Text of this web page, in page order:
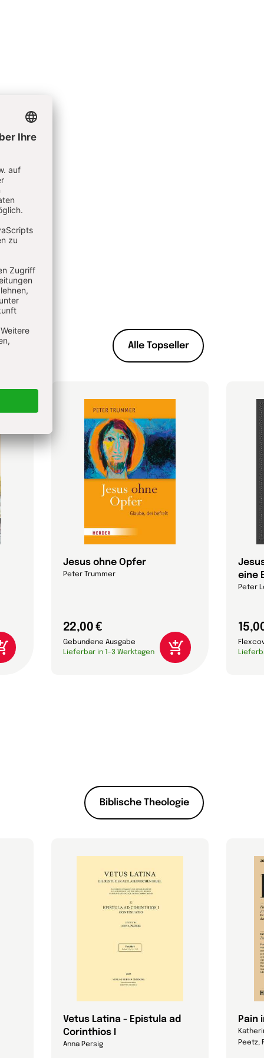
Alle Topseller
Jesus ohne Opfer
Peter Trummer
22,00 €
Gebundene Ausgabe
Lieferbar in 1-3 Werktagen
eine
Peter
Biblische Theologie
Vetus Latina - Epistula ad
Corinthios I
Anna Persig
Pain
Peetz,